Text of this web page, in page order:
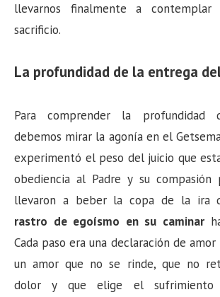
llevarnos finalmente a
sacrificio.
La profundidad de la entrega
Para comprender la profundidad
debemos mirar la agonía en el
experimentó el peso del juicio que
obediencia al Padre y su
llevaron a beber la copa de la ira
rastro de egoísmo en su caminar
Cada paso era una declaración de amor
un amor que no se rinde, que no
dolor y que elige el sufrimiento